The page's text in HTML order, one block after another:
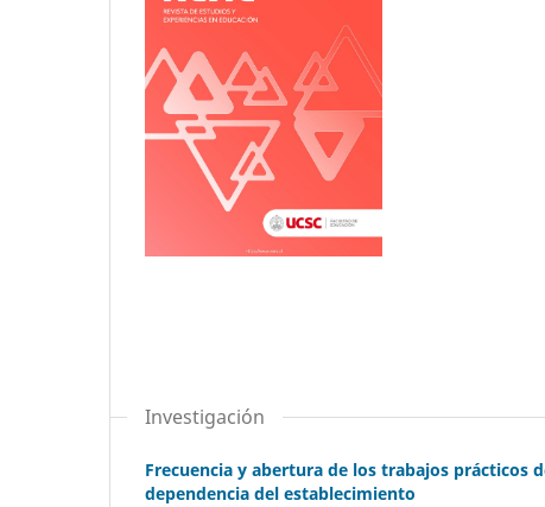
Investigación
Frecuencia y abertura de los trabajos prácticos
dependencia del establecimiento